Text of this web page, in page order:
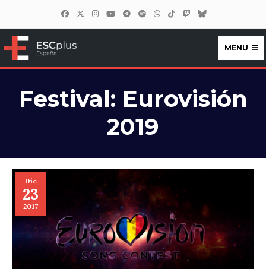
ESCplus España
MENU
Festival: Eurovisión
2019
Dic
23
2017